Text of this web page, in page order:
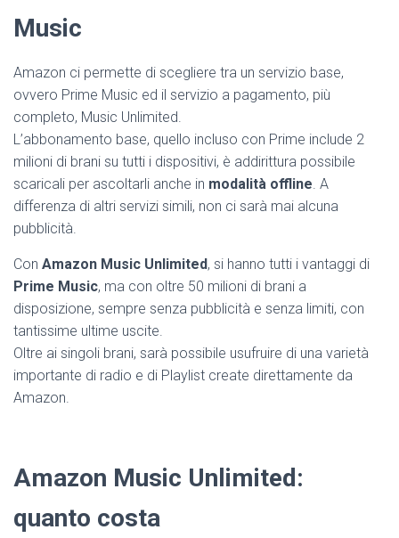
Music
Amazon ci permette di scegliere tra un servizio base,
ovvero Prime Music ed il servizio a pagamento, più
completo, Music Unlimited.
L’abbonamento base, quello incluso con Prime include 2
milioni di brani su tutti i dispositivi, è addirittura possibile
scaricali per ascoltarli anche in modalità offline. A
differenza di altri servizi simili, non ci sarà mai alcuna
pubblicità.
Con Amazon Music Unlimited, si hanno tutti i vantaggi di
Prime Music, ma con oltre 50 milioni di brani a
disposizione, sempre senza pubblicità e senza limiti, con
tantissime ultime uscite.
Oltre ai singoli brani, sarà possibile usufruire di una varietà
importante di radio e di Playlist create direttamente da
Amazon.
Amazon Music Unlimited:
quanto costa